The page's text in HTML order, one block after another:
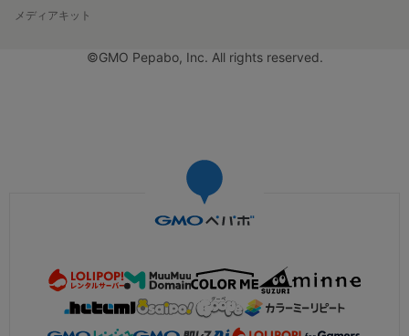
メディアキット
©GMO Pepabo, Inc. All rights reserved.